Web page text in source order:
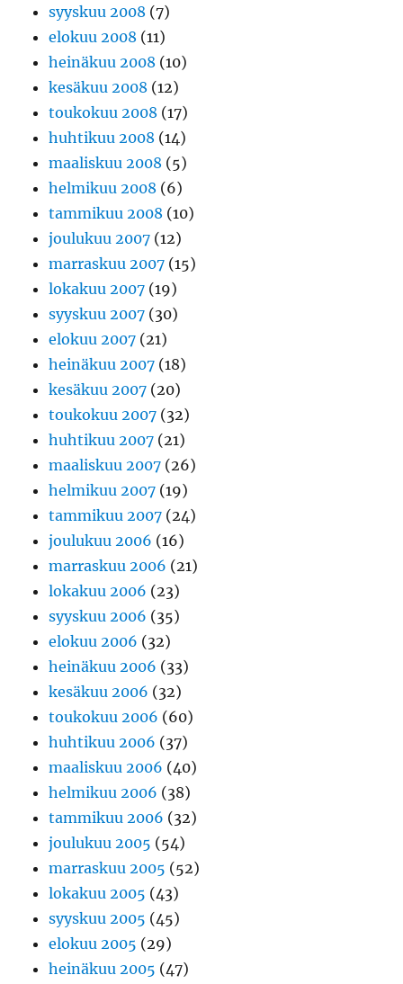
syyskuu 2008 (7)
elokuu 2008 (11)
heinäkuu 2008 (10)
kesäkuu 2008 (12)
toukokuu 2008 (17)
huhtikuu 2008 (14)
maaliskuu 2008 (5)
helmikuu 2008 (6)
tammikuu 2008 (10)
joulukuu 2007 (12)
marraskuu 2007 (15)
lokakuu 2007 (19)
syyskuu 2007 (30)
elokuu 2007 (21)
heinäkuu 2007 (18)
kesäkuu 2007 (20)
toukokuu 2007 (32)
huhtikuu 2007 (21)
maaliskuu 2007 (26)
helmikuu 2007 (19)
tammikuu 2007 (24)
joulukuu 2006 (16)
marraskuu 2006 (21)
lokakuu 2006 (23)
syyskuu 2006 (35)
elokuu 2006 (32)
heinäkuu 2006 (33)
kesäkuu 2006 (32)
toukokuu 2006 (60)
huhtikuu 2006 (37)
maaliskuu 2006 (40)
helmikuu 2006 (38)
tammikuu 2006 (32)
joulukuu 2005 (54)
marraskuu 2005 (52)
lokakuu 2005 (43)
syyskuu 2005 (45)
elokuu 2005 (29)
heinäkuu 2005 (47)